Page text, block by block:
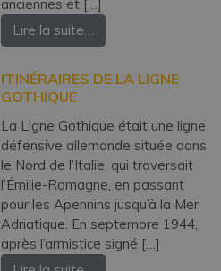
anciennes et […]
Lire la suite…
ITINÉRAIRES DE LA LIGNE
GOTHIQUE
La Ligne Gothique était une ligne
défensive allemande située dans
le Nord de l’Italie, qui traversait
l’Émilie-Romagne, en passant
pour les Apennins jusqu’à la Mer
Adriatique. En septembre 1944,
après l’armistice signé […]